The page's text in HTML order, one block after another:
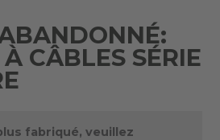
CÂBLES SÉRIE
fabriqué, veuillez